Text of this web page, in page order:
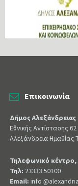
Επικοινωνία
Δήμος Αλεξάνδρειας
Εθνικής Αντίστασης 62
Αλεξάνδρεια Ημαθίας
Τηλεφωνικό
Τηλ: 23333 50100
Email: info